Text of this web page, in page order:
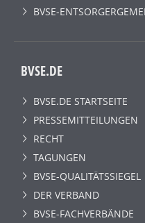
BVSE-
BVSE.DE
BVSE.DE STARTSEITE
PRESSEMITTEILUNGEN
RECHT
TAGUNGEN
BVSE-QUALITÄTSSIEGEL
DER VERBAND
BVSE-FACHVERBÄNDE